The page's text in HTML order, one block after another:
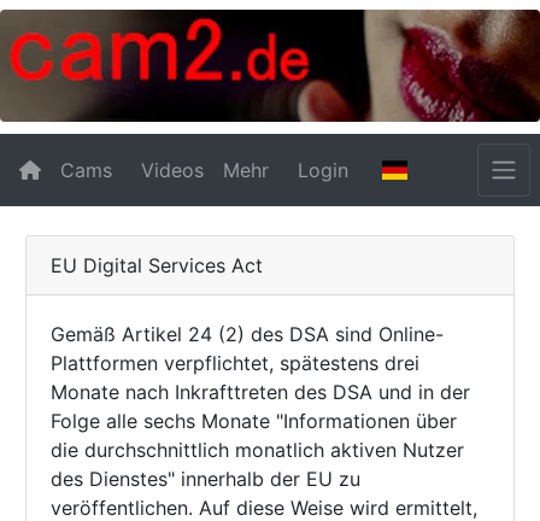
Cams Videos Mehr Login
EU Digital Services Act
Gemäß Artikel 24 (2) des DSA sind Online-
Plattformen verpflichtet, spätestens drei
Monate nach Inkrafttreten des DSA und in der
Folge alle sechs Monate "Informationen über
die durchschnittlich monatlich aktiven Nutzer
des Dienstes" innerhalb der EU zu
veröffentlichen. Auf diese Weise wird ermittelt,